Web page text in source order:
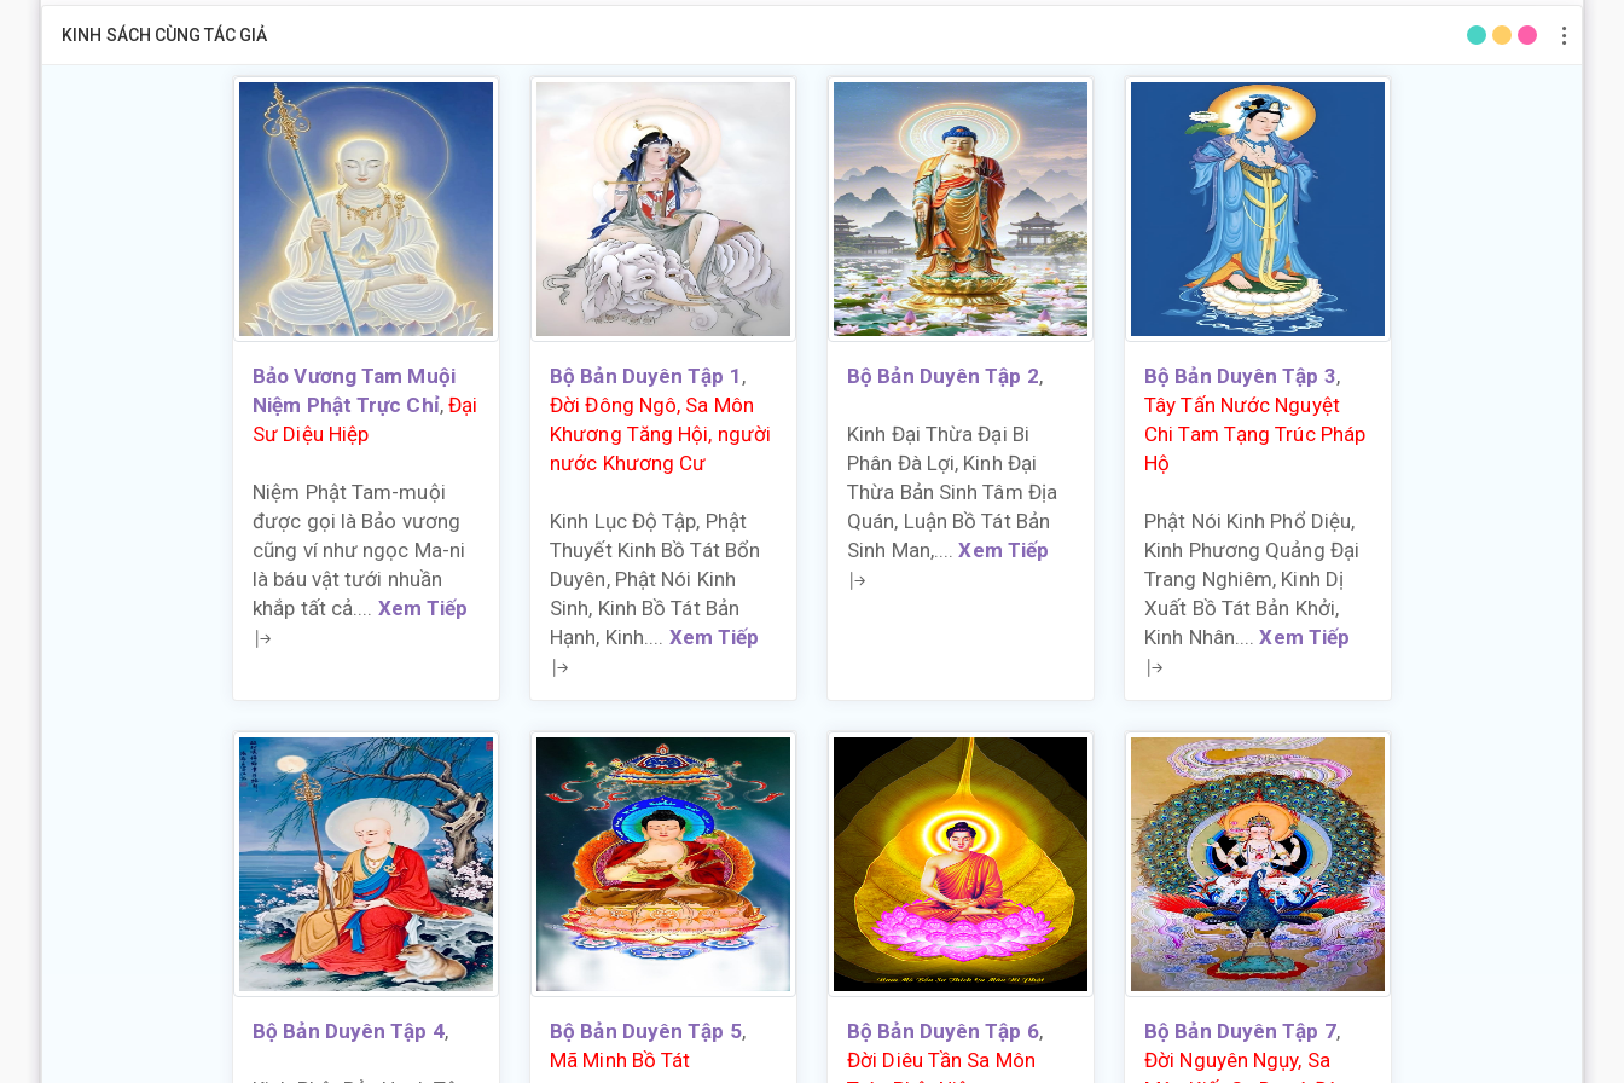
KINH SÁCH CÙNG TÁC GIẢ
Bảo Vương Tam Muội
Niệm Phật Trực Chỉ,Đại
Sư Diệu Hiệp
Niệm Phật Tam-muội
được gọi là Bảo vương
cũng ví như ngọc Ma-ni
là báu vật tưới nhuần
khắp tất cả.... Xem Tiếp
Bộ Bản Duyên Tập 1 ,
Đời Đông Ngô, Sa Môn
Khương Tăng Hội, người
nước Khương Cư
Kinh Lục Độ Tập, Phật
Thuyết Kinh Bồ Tát Bổn
Duyên, Phật Nói Kinh
Sinh, Kinh Bồ Tát Bản
Hạnh, Kinh.... Xem Tiếp
Bộ Bản Duyên Tập 2,
Kinh Đại Thừa Đại Bi
Phân Đà Lợi, Kinh Đại
Thừa Bản Sinh Tâm Địa
Quán, Luận Bồ Tát Bản
Sinh Man,....Xem Tiếp
Bộ Bản Duyên Tập 3,
Tây Tấn Nước Nguyệt
Chi Tam Tạng Trúc Pháp
Hộ
Phật Nói Kinh Phổ Diệu,
Kinh Phương Quảng Đại
Trang Nghiêm, Kinh Dị
Xuất Bồ Tát Bản Khởi,
Kinh Nhân....Xem Tiếp
Bộ Bản Duyên Tập 4, Bộ Bản Duyên Tập 5,
Mã Minh Bồ Tát
Bộ Bản Duyên Tập 6,
Đời Diêu Tần Sa Môn
Bộ Bản Duyên Tập 7,
Đời Nguyên Ngụy, Sa